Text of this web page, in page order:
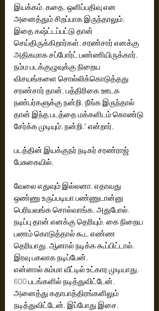
இயக்கம், கதை, ஒளிப்பதிவு என
அனைத்தும் சிறப்பாக இருந்தாலும்,
இதை கஷ்ட்டப்பட்டு தான்
செய்திருக்கிறார்கள். சரண்சார் எனக்கு
அதிகமாக சப்போர்ட் பண்ணியிருக்கார்.
நம்ம படக்குழுவுக்கு நிறைய
விசயங்களை சொல்லிக்கொடுத்தது
சரண்சார் தான். பத்திரிகை ஊடக
நண்பர்களுக்கு நன்றி, நீங்க இருந்தால்
தான் இந்த படத்தை மக்களிடம் கொண்டு
சேர்க்க முடியும், நன்றி.” என்றார்.
படத்தின் இயக்குநர் நடிகர் சரண்ராஜ்
பேசுகையில்,
வேலை எதுவும் இல்லனா, எதாவது
ஒண்ணு உருப்படியா பண்ணுடான்னு
பெரியவங்க சொல்வாங்க. அதுபோல்,
நடிப்பு தான் எனக்கு தெரியும், கை நிறைய
பணம் கொடுத்தால் கூட எண்ண
தெரியாது. ஆனால் நடிக்க கூப்பிட்டால்,
இரவு பகலாக நடிப்பேன்.
என்னால் சும்மா வீட்டில் உட்கார முடியாது.
600 படங்களில் நடித்துவிட்டேன்,
அனைத்து கதாபாத்திரங்களிலும்
நடித்துவிட்டேன். இப்போது இசை,